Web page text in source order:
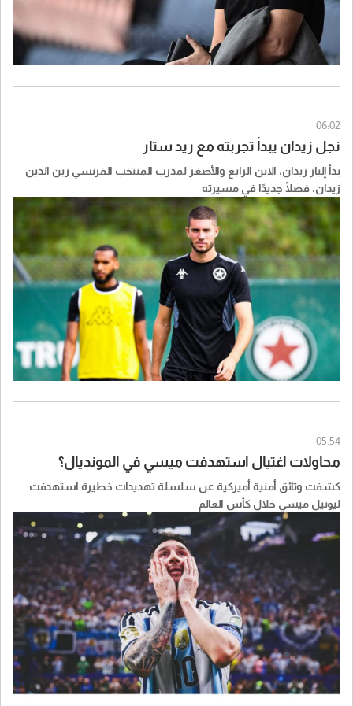
06:02
نجل زيدان يبدأ تجربته مع ريد ستار
بدأ إلياز زيدان، الابن الرابع والأصغر لمدرب المنتخب الفرنسي زين الدين
زيدان، فصلًا جديدًا في مسيرته
05:54
محاولات اغتيال استهدفت ميسي في المونديال؟
كشفت وثائق أمنية أميركية عن سلسلة تهديدات خطيرة استهدفت
ليونيل ميسي خلال كأس العالم